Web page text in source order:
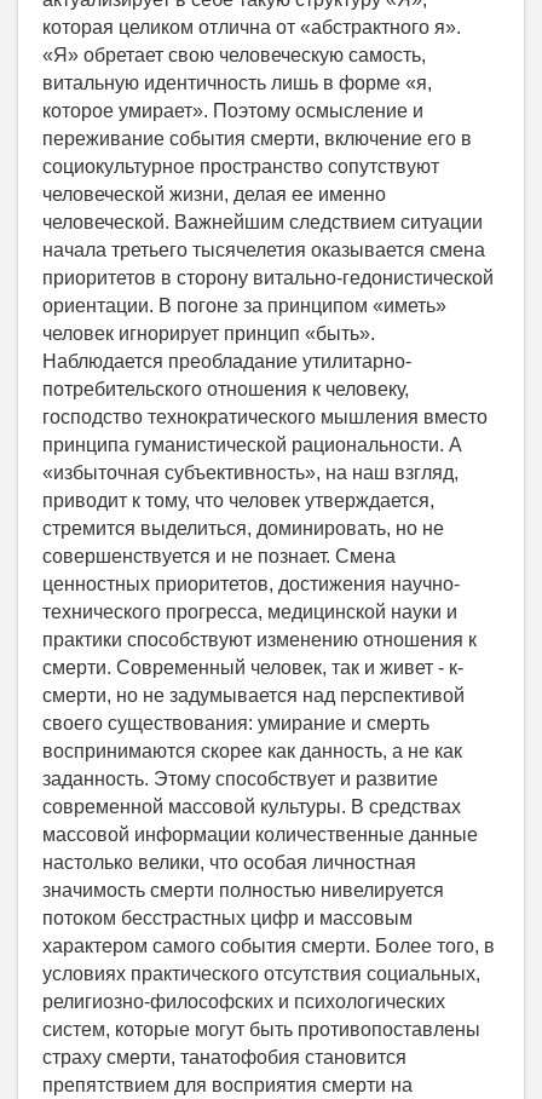
которая целиком отлична от «абстрактного я».
«Я» обретает свою человеческую самость,
витальную идентичность лишь в форме «я,
которое умирает». Поэтому осмысление и
переживание события смерти, включение его в
социокультурное пространство сопутствуют
человеческой жизни, делая ее именно
человеческой. Важнейшим следствием ситуации
начала третьего тысячелетия оказывается смена
приоритетов в сторону витально-гедонистической
ориентации. В погоне за принципом «иметь»
человек игнорирует принцип «быть».
Наблюдается преобладание утилитарно-
потребительского отношения к человеку,
господство технократического мышления вместо
принципа гуманистической рациональности. А
«избыточная субъективность», на наш взгляд,
приводит к тому, что человек утверждается,
стремится выделиться, доминировать, но не
совершенствуется и не познает. Смена
ценностных приоритетов, достижения научно-
технического прогресса, медицинской науки и
практики способствуют изменению отношения к
смерти. Современный человек, так и живет - к-
смерти, но не задумывается над перспективой
своего существования: умирание и смерть
воспринимаются скорее как данность, а не как
заданность. Этому способствует и развитие
современной массовой культуры. В средствах
массовой информации количественные данные
настолько велики, что особая личностная
значимость смерти полностью нивелируется
потоком бесстрастных цифр и массовым
характером самого события смерти. Более того, в
условиях практического отсутствия социальных,
религиозно-философских и психологических
систем, которые могут быть противопоставлены
страху смерти, танатофобия становится
препятствием для восприятия смерти на